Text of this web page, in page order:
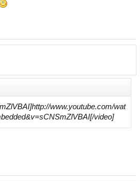
www.youtube.com/wat
video]